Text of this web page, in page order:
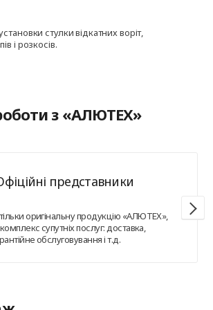
стулки відкатних воріт,
і розкосів.
з «АЛЮТЕХ»
представники
оригінальну продукцію «АЛЮТЕХ»,
супутніх послуг: доставка,
обслуговування і т.д.